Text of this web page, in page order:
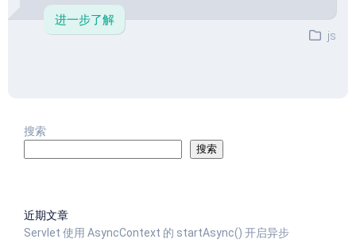
进一步了解
js
搜索
搜索
近期文章
Servlet 使用 AsyncContext 的 startAsync() 开启异步